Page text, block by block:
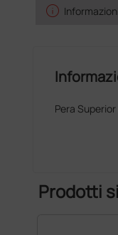
info
Pera
Prodotti